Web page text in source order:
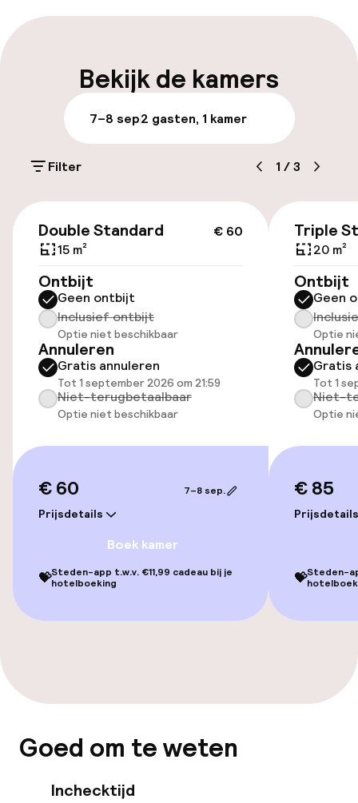
die het fantastische Napels willen verkennen.
Express check-in mogelijk
Bagageruimte
Parkeren & mobiliteit
Toegankelijkheid
Lift
Entertainment
Gratis wifi
Beleid
Bekijk de kamers
7–8 sep2 gasten, 1 kamer
Filter 1 /3
€ 60
Double Standard
15 m²
Ontbijt
Geen ontbijt
Inclusief ontbijt
Optie niet beschikbaar
Annuleren
Gratis annuleren
Tot 1 september 2026 om 21:59
Niet-terugbetaalbaar
Optie niet beschikbaar
€ 60
Prijsdetails
7–8 sep.
Boek kamer
💝Steden-app t.w.v. €11,99 cadeau bij je
hotelboeking
Triple
20 m²
Ontbijt
Geen
Optie
Gratis
Tot 1
Niet-
Optie
€ 85
Prijsdetails
💝Steden-
Goed om te weten
Inchecktijd